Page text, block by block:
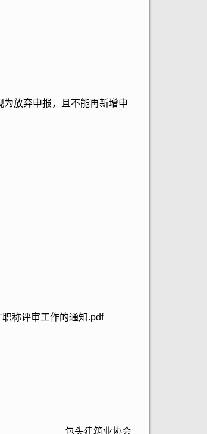
放弃申报，且不能再新增申
称评审工作的通知.pdf
包头建筑业协会